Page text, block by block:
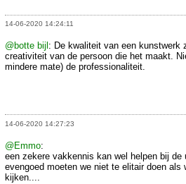
14-06-2020 14:24:11
@botte bijl : De kwaliteit van een kunstwerk
creativiteit van de persoon die het maakt.
mindere mate) de professionaliteit.
14-06-2020 14:27:23
@Emmo:
een zekere vakkennis kan wel helpen bij de
evengoed moeten we niet te elitair doen als
kijken....